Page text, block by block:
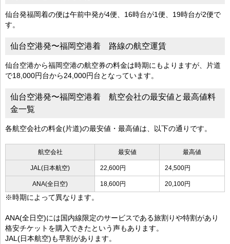
仙台発福岡着の便は午前中発が4便、16時台が1便、19時台が2便で
す。
仙台空港発〜福岡空港着 路線の航空運賃
仙台空港から福岡空港の航空券の料金は時期にもよりますが、片道
で18,000円台から24,000円台となっています。
仙台空港発〜福岡空港着 航空会社の最安値と最高値料
金一覧
各航空会社の料金(片道)の最安値・最高値は、以下の通りです。
航空会社 最安値 最高値
JAL(日本航空) 22,600円 24,500円
ANA(全日空) 18,600円 20,100円
※時期によって異なります。
ANA(全日空)には国内線限定のサービスである旅割りや特割があり
格安チケットを購入できたという声もあります。
JAL(日本航空)も早割があります。